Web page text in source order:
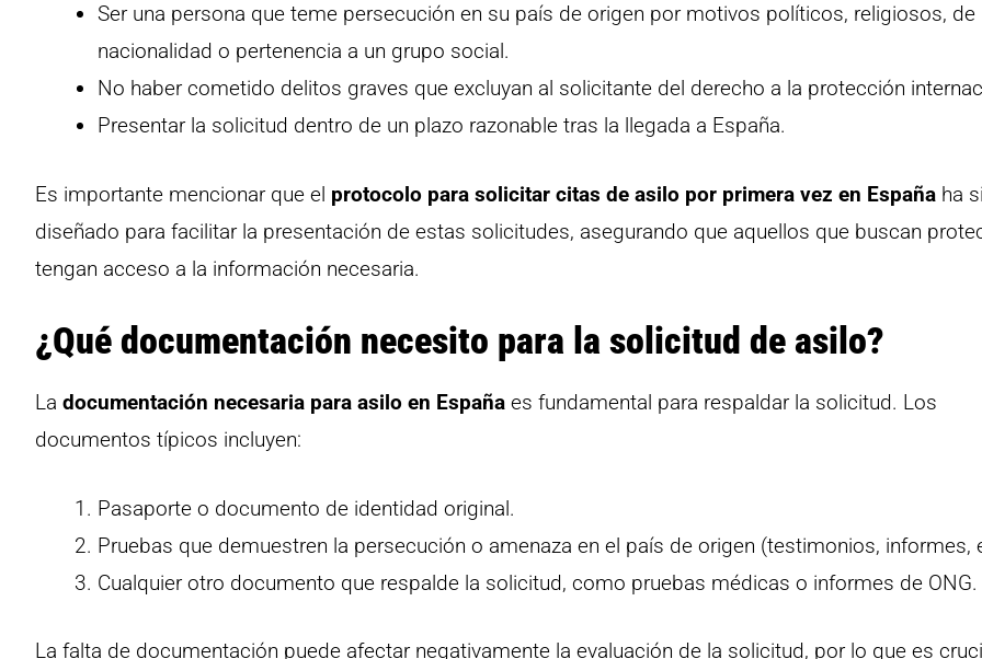
Ser una persona que teme persecución en su país de origen por motivos políticos, religiosos, de
nacionalidad o pertenencia a un grupo social.
No haber cometido delitos graves que excluyan al solicitante del derecho a la protección
Presentar la solicitud dentro de un plazo razonable tras la llegada a España.
Es importante mencionar que el protocolo para solicitar citas de asilo por primera vez en España ha
diseñado para facilitar la presentación de estas solicitudes, asegurando que aquellos que buscan
tengan acceso a la información necesaria.
¿Qué documentación necesito para la solicitud de asilo?
La documentación necesaria para asilo en España es fundamental para respaldar la solicitud. Los
documentos típicos incluyen:
Pasaporte o documento de identidad original.
Pruebas que demuestren la persecución o amenaza en el país de origen (testimonios, informes,
Cualquier otro documento que respalde la solicitud, como pruebas médicas o informes de ONG.
La falta de documentación puede afectar negativamente la evaluación de la solicitud, por lo que es